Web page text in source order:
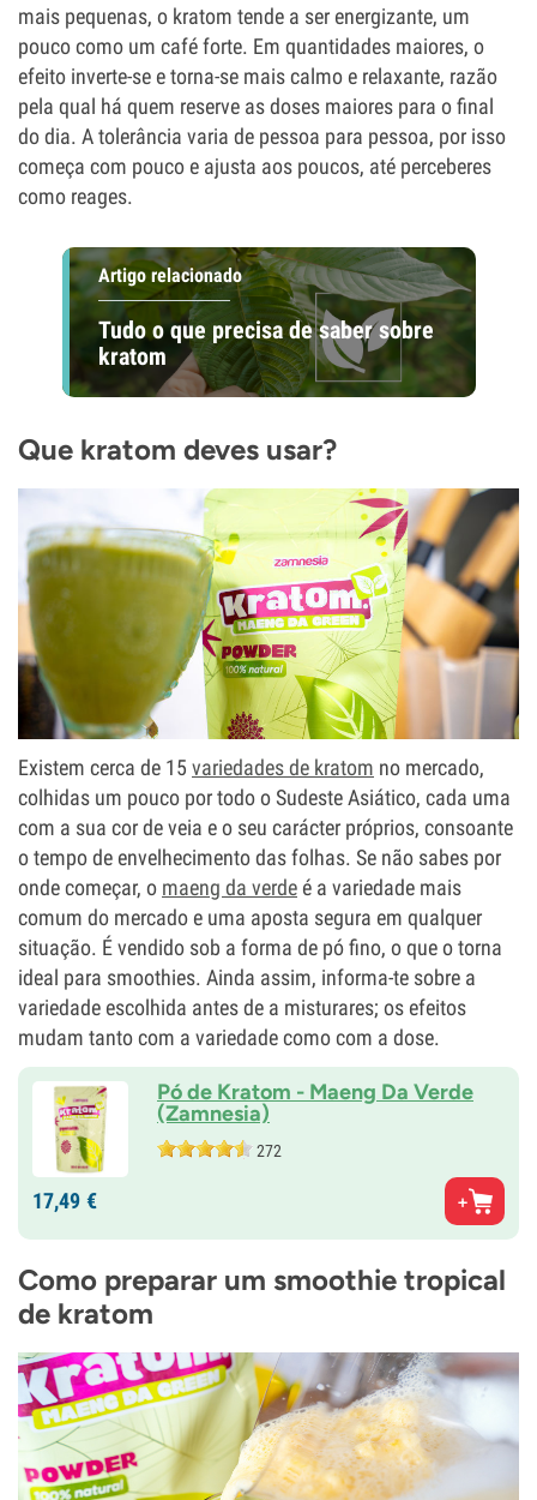
mais pequenas, o kratom tende a ser energizante, um
pouco como um café forte. Em quantidades maiores, o
efeito inverte-se e torna-se mais calmo e relaxante, razão
pela qual há quem reserve as doses maiores para o final
do dia. A tolerância varia de pessoa para pessoa, por isso
começa com pouco e ajusta aos poucos, até perceberes
como reages.
Artigo relacionado
Tudo o que precisa de saber sobre
kratom
Que kratom deves usar?
Existem cerca de 15 variedades de kratom no mercado,
colhidas um pouco por todo o Sudeste Asiático, cada uma
com a sua cor de veia e o seu carácter próprios, consoante
o tempo de envelhecimento das folhas. Se não sabes por
onde começar, o maeng da verdeé a variedade mais
comum do mercado e uma aposta segura em qualquer
situação. É vendido sob a forma de pó fino, o que o torna
ideal para smoothies. Ainda assim, informa-te sobre a
variedade escolhida antes de a misturares; os efeitos
mudam tanto com a variedade como com a dose.
Pó de Kratom - Maeng Da Verde
(Zamnesia)
272
17,49 €
Como preparar um smoothie tropical
de kratom